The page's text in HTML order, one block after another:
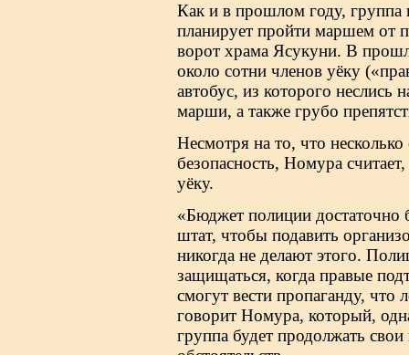
Как и в прошлом году, группа
планирует пройти маршем от
ворот храма Ясукуни. В
около сотни членов уёку
автобус, из которого неслись
марши, а также грубо
Несмотря на то, что
безопасность, Номура
уёку.
«Бюджет полиции достаточно
штат, чтобы подавить
никогда не делают этого.
защищаться, когда правые
смогут вести пропаганду,
говорит Номура, который,
группа будет продолжать